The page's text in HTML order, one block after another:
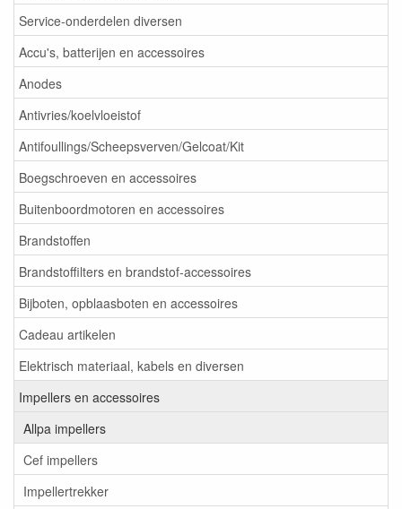
Service-onderdelen diversen
Accu's, batterijen en accessoires
Anodes
Antivries/koelvloeistof
Antifoullings/Scheepsverven/Gelcoat/Kit
Boegschroeven en accessoires
Buitenboordmotoren en accessoires
Brandstoffen
Brandstoffilters en brandstof-accessoires
Bijboten, opblaasboten en accessoires
Cadeau artikelen
Elektrisch materiaal, kabels en diversen
Impellers en accessoires
Allpa impellers
Cef impellers
Impellertrekker